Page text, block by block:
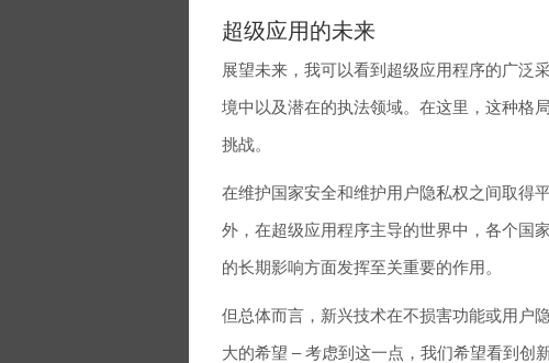
超级应用的未来
展望未来，我可以看到超级应用程序的广
境中以及潜在的执法领域。在这里，这种格
挑战。
在维护国家安全和维护用户隐私权之间取得
外，在超级应用程序主导的世界中，各个国
的长期影响方面发挥至关重要的作用。
但总体而言，新兴技术在不损害功能或用户
大的希望 – 考虑到这一点，我们希望看到创